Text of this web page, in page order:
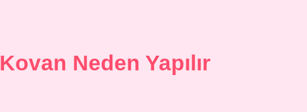
Kovan Neden Yapılır